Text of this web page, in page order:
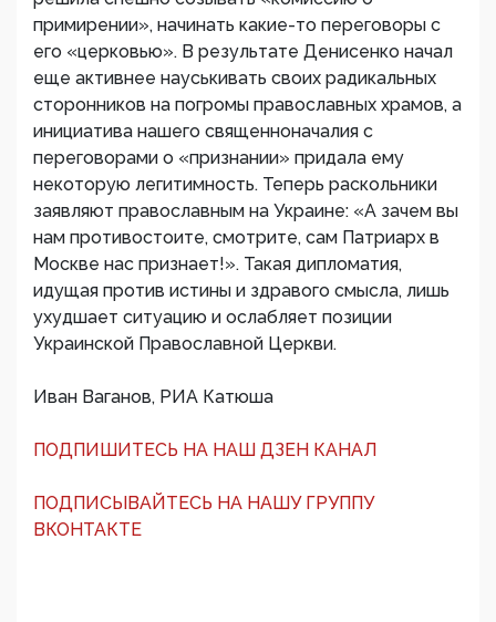
примирении», начинать какие-то переговоры с
его «церковью». В результате Денисенко начал
еще активнее науськивать своих радикальных
сторонников на погромы православных храмов, а
инициатива нашего священноначалия с
переговорами о «признании» придала ему
некоторую легитимность. Теперь раскольники
заявляют православным на Украине: «А зачем вы
нам противостоите, смотрите, сам Патриарх в
Москве нас признает!». Такая дипломатия,
идущая против истины и здравого смысла, лишь
ухудшает ситуацию и ослабляет позиции
Украинской Православной Церкви.
Иван Ваганов, РИА Катюша
ПОДПИШИТЕСЬ НА НАШ ДЗЕН КАНАЛ
ПОДПИСЫВАЙТЕСЬ НА НАШУ ГРУППУ
ВКОНТАКТЕ